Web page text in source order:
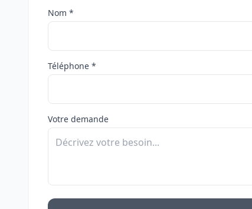
Nom *
Téléphone *
Votre demande